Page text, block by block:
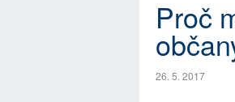
Proč
26. 5. 2017